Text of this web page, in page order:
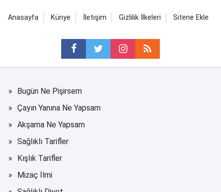
Anasayfa Künye İletişim Gizlilik İlkeleri Sitene Ekle
Bugün Ne Pişirsem
Çayın Yanına Ne Yapsam
Akşama Ne Yapsam
Sağlıklı Tarifler
Kışlık Tarifler
Mizaç İlmi